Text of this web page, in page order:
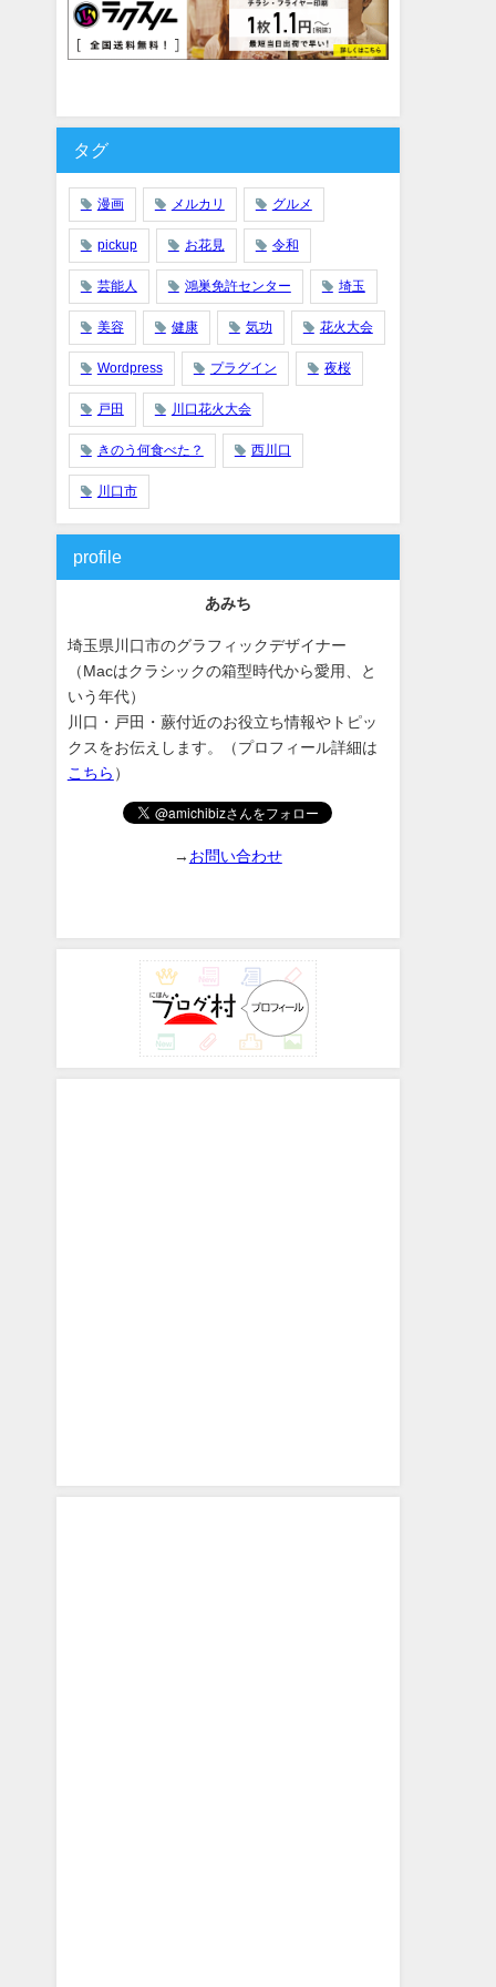
タグ
漫画 メルカリ グルメ
pickup お花見 令和
芸能人 鴻巣免許センター 埼玉
美容 健康 気功 花火大会
Wordpress プラグイン 夜桜
戸田 川口花火大会
きのう何食べた？ 西川口
川口市
profile
あみち
埼玉県川口市のグラフィックデザイナー
（Macはクラシックの箱型時代から愛用、と
いう年代）
川口・戸田・蕨付近のお役立ち情報やトピッ
クスをお伝えします。（プロフィール詳細は
こちら ）
→ お問い合わせ